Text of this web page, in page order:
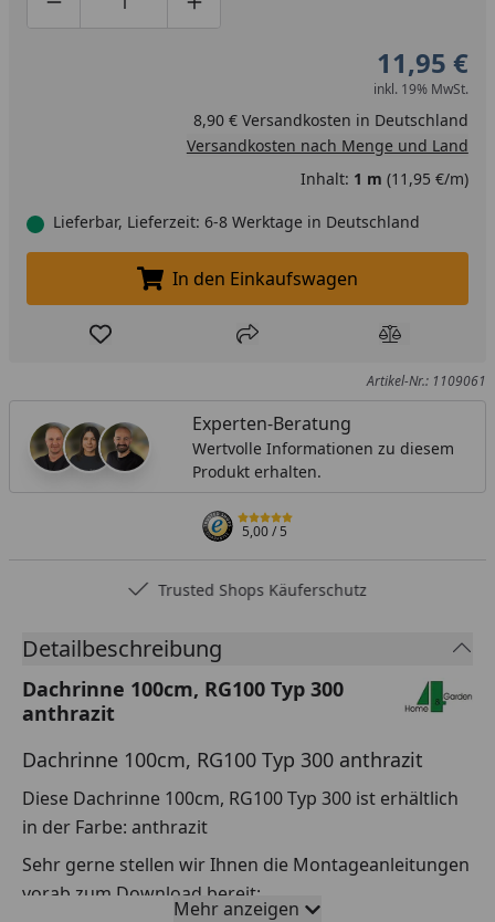
Produktmenge um eins verringern
Produktmenge manuell eingeben
Produktmenge um eins erhöhen
11,95 €
inkl. 19% MwSt.
8,90 € Versandkosten in Deutschland
Versandkosten nach Menge und Land
Inhalt: 1 m (11,95 €/m)
Lieferbar, Lieferzeit: 6-8 Werktage in Deutschland
In den Einkaufswagen legen
In den Einkaufswagen
Produkt zur Wunschliste hinzufügen
Teilen Produkt
Artikel-Nr.: 1109061
Experten-Beratung
Wertvolle Informationen zu diesem
Produkt erhalten.
5,00/ 5
Trusted Shops Käuferschutz
Detailbeschreibung
Dachrinne 100cm, RG100 Typ 300
anthrazit
Dachrinne 100cm, RG100 Typ 300 anthrazit
Diese Dachrinne 100cm, RG100 Typ 300 ist erhältlich
in der Farbe: anthrazit
Sehr gerne stellen wir Ihnen die Montageanleitungen
vorab zum Download bereit:
Mehr anzeigen